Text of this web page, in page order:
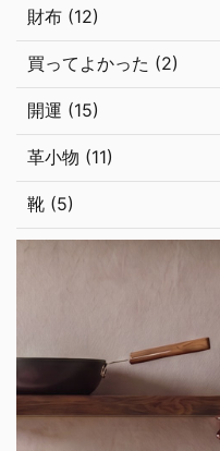
財布 (12)
買ってよかった (2)
開運 (15)
革小物 (11)
靴 (5)